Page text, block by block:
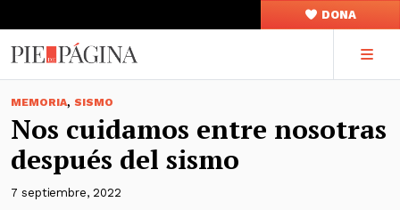
DONA
MEMORIA, SISMO
Nos cuidamos entre nosotras
después del sismo
7 septiembre, 2022